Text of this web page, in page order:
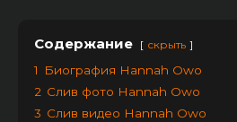
Содержание скрыть
1
Биография Hannah Owo
2 Слив фото Hannah Owo
3 Слив видео Hannah Owo